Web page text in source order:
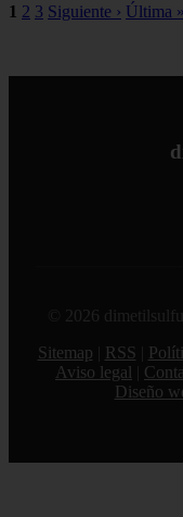
1 2 3 Siguiente › Última »
© 2026
Sitemap
RSS
Aviso legal
Diseño